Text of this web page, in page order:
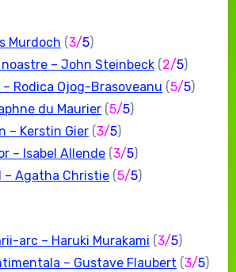
Murdoch (3/5)
noastre – John Steinbeck ( 2/5)
– Rodica Ojog-Brasoveanu (5/5)
du Maurier (5/5)
– Kerstin Gier (3/5)
– Isabel Allende (3/5)
– Agatha Christie (5/5)
arc – Haruki Murakami (3/5)
– Gustave Flaubert (3/5)